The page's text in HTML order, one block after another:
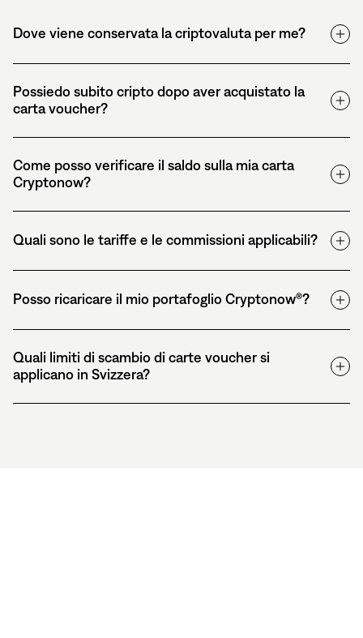
Dove viene conservata la criptovaluta per me?
Possiedo subito cripto dopo aver acquistato la
carta voucher?
Come posso verificare il saldo sulla mia carta
Cryptonow?
Quali sono le tariffe e le commissioni applicabili?
Posso ricaricare il mio portafoglio Cryptonow®?
Quali limiti di scambio di carte voucher si
applicano in Svizzera?